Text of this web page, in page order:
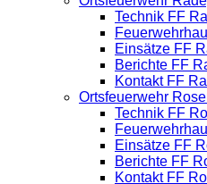
Technik FF
Einsätze FF
Berichte FF
Kontakt FF
Ortsfeuerwehr
Technik FF
Einsätze FF
Berichte FF
Kontakt FF